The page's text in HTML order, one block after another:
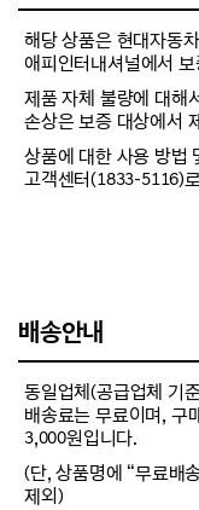
해당 상품은 현대자동
애피인터내셔널에서
제품 자체 불량에 대해
손상은 보증 대상에서
상품에 대한 사용 방법
고객센터(1833-5116)
배송안내
동일업체(공급업체 기
배송료는 무료이며, 구
3,000원입니다.
(단, 상품명에 “무료배
제외)